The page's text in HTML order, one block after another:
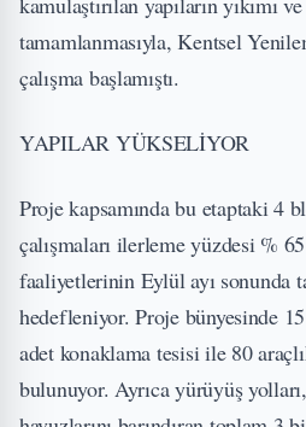
tamamlanmasıyla, Kentsel
çalışma başlamıştı.
YAPILAR YÜKSELİYOR
Proje kapsamında bu etaptaki 4
çalışmaları ilerleme yüzdesi %
faaliyetlerinin Eylül ayı sonunda
hedefleniyor. Proje bünyesinde
adet konaklama tesisi ile 80
bulunuyor. Ayrıca yürüyüş